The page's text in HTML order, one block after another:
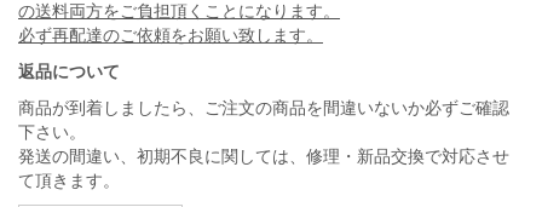
の送料両方をご負担頂くことになります。
必ず再配達のご依頼をお願い致します。
返品について
商品が到着しましたら、ご注文の商品を間違いないか必ずご確認
下さい。
発送の間違い、初期不良に関しては、修理・新品交換で対応させ
て頂きます。